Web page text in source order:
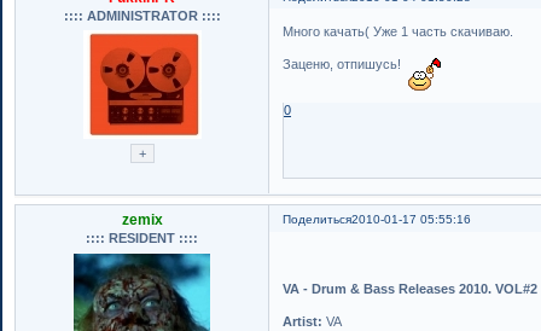
:::: ADMINISTRATOR ::::
Много качать( Уже 1 часть скачиваю.
Заценю, отпишусь!
0
Поделиться2010-01-17 05:55:16
zemix
:::: RESIDENT ::::
VA - Drum & Bass Releases 2010. VOL#2
Artist: VA